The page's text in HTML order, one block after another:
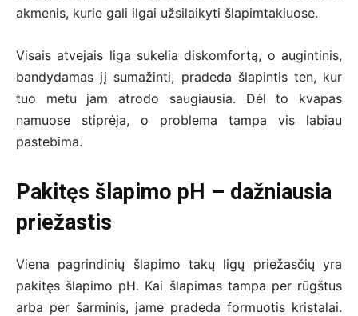
akmenis, kurie gali ilgai užsilaikyti šlapimtakiuose.
Visais atvejais liga sukelia diskomfortą, o augintinis,
bandydamas jį sumažinti, pradeda šlapintis ten, kur
tuo metu jam atrodo saugiausia. Dėl to kvapas
namuose stiprėja, o problema tampa vis labiau
pastebima.
Pakitęs šlapimo pH – dažniausia
priežastis
Viena pagrindinių šlapimo takų ligų priežasčių yra
pakitęs šlapimo pH. Kai šlapimas tampa per rūgštus
arba per šarminis, jame pradeda formuotis kristalai.